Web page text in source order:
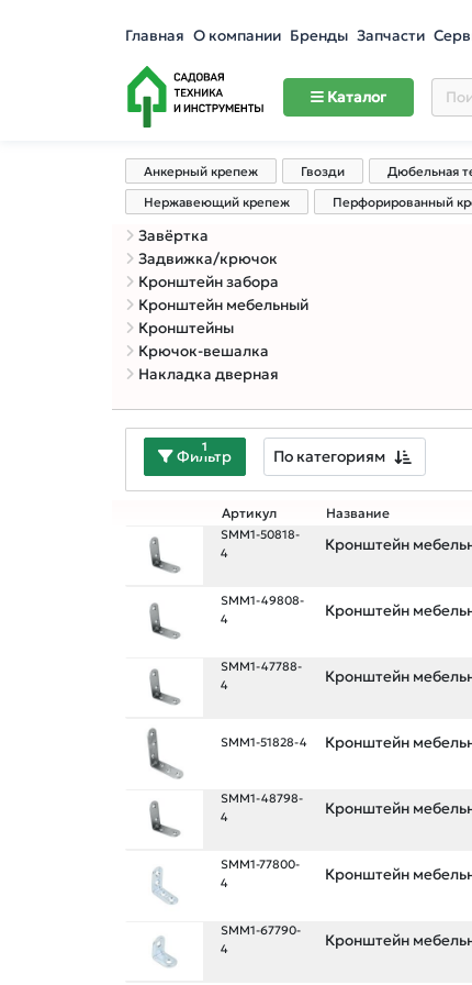
Главная О компании Бренды Запчасти
Каталог
Анкерный крепеж Гвозди Дюбельная
Нержавеющий крепеж
Перфорированный
Завёртка
Задвижка/крючок
Кронштейн забора
Кронштейн мебельный
Кронштейны
Крючок-вешалка
Накладка дверная
Фильтр
1 По категориям
Артикул Название
SMM1-50818-
4
Кронштейн
SMM1-49808-
4
Кронштейн
SMM1-47788-
4
Кронштейн
SMM1-51828-4 Кронштейн
SMM1-48798-
4
Кронштейн
SMM1-77800-
4
Кронштейн
SMM1-67790-
4
Кронштейн